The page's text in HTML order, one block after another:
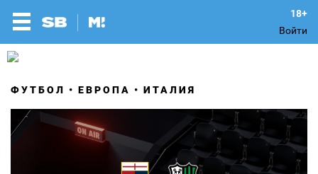
Войти
ФУТБОЛ ЕВРОПА ИТАЛИЯ